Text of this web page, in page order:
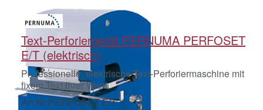
Text-Perforiergerät PERNUMA PERFOSET
E/T (elektrisch)
Professionelle, elektrische Text-Perforiermaschine mit
fixem Text Ihrer Wahl.
Art.Nr.PERFOSET E/T